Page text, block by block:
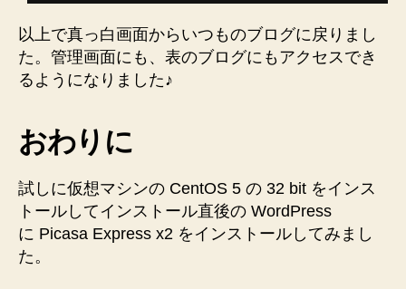
以上で真っ白画面からいつものブログに戻りまし
た。管理画面にも、表のブログにもアクセスでき
るようになりました♪
おわりに
試しに仮想マシンの CentOS 5 の 32 bit をインス
トールしてインストール直後の WordPress
に Picasa Express x2 をインストールしてみまし
た。